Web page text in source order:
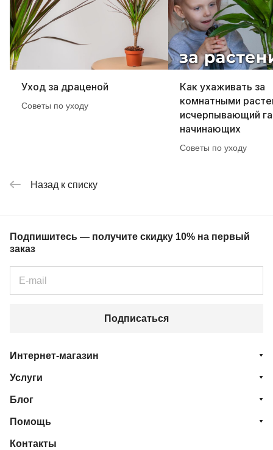
Уход за драценой
Советы по уходу
Как ухаживать за
комнатными
исчерпывающий
начинающих
Советы по уходу
Назад к списку
Подпишитесь — получите скидку 10% на первый
заказ
Подписаться
Интернет-магазин
Услуги
Блог
Помощь
Контакты